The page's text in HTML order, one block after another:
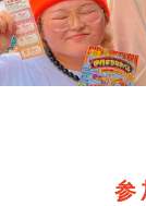
参